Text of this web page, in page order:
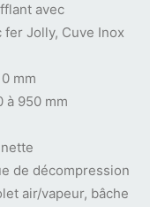
avec
Jolly, Cuve Inox
mm
à 950 mm
de décompression
air/vapeur, bâche